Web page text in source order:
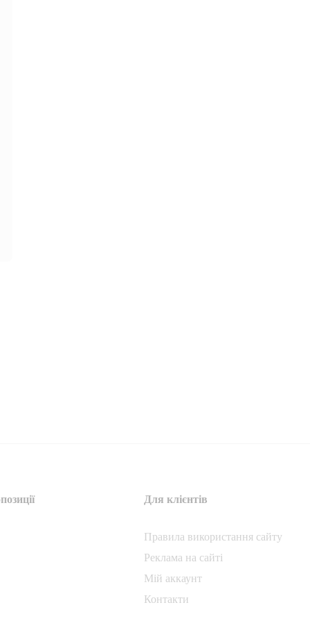
Для клієнтів
Правила використання сайту
Реклама на сайті
Мій аккаунт
Контакти